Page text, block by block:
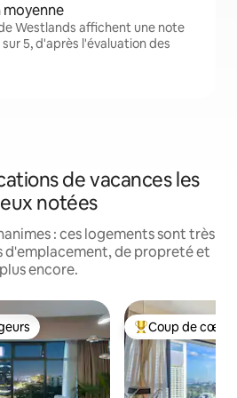
moyenne
Westlands affichent une note
5, d'après l'évaluation des
de vacances les
notées
: ces logements sont très
d'emplacement, de propreté et
plus encore.
les plus appréciés Coups de cœur
Coup de cœur